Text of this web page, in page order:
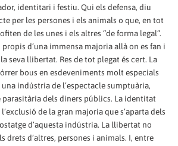
identitari i festiu. Qui els defensa, diu
per les persones i els animals o que, en tot
de les unes i els altres “de forma legal”.
d’una immensa majoria allà on es fan i
seva llibertat. Res de tot plegat és cert. La
bous en esdeveniments molt especials
una indústria de l’espectacle sumptuària,
dels diners públics. La identitat
de la gran majoria que s’aparta dels
d’aquesta indústria. La llibertat no
drets d’altres, persones i animals. I, entre